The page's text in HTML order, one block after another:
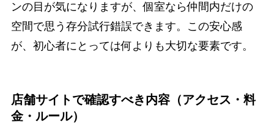
ンの目が気になりますが、個室なら仲間内だけの
空間で思う存分試行錯誤できます。この安心感
が、初心者にとっては何よりも大切な要素です。
店舗サイトで確認すべき内容（アクセス・料
金・ルール）